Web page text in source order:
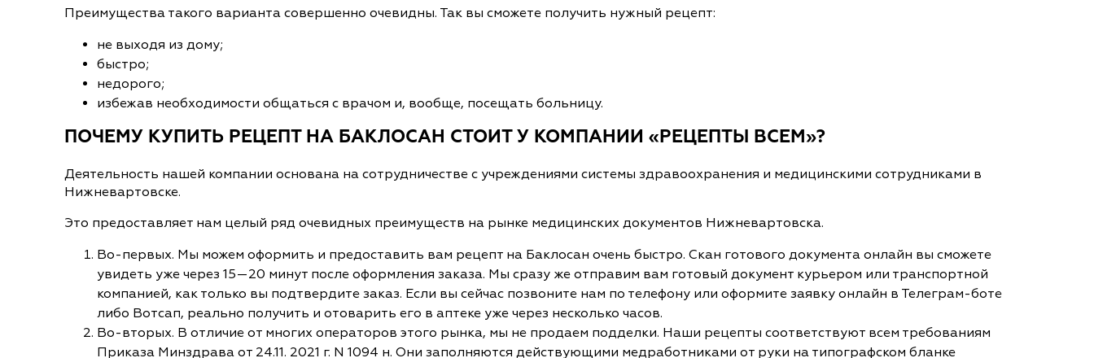
Преимущества такого варианта совершенно очевидны. Так вы сможете получить нужный рецепт:
не выходя из дому;
быстро;
недорого;
избежав необходимости общаться с врачом и, вообще, посещать больницу.
ПОЧЕМУ КУПИТЬ РЕЦЕПТ НА БАКЛОСАН СТОИТ У КОМПАНИИ «РЕЦЕПТЫ ВСЕМ»?
Деятельность нашей компании основана на сотрудничестве с учреждениями системы здравоохранения и медицинскими сотрудниками в
Нижневартовске.
Это предоставляет нам целый ряд очевидных преимуществ на рынке медицинских документов Нижневартовска.
Во-первых. Мы можем оформить и предоставить вам рецепт на Баклосан очень быстро. Скан готового документа онлайн вы сможете
увидеть уже через 15—20 минут после оформления заказа. Мы сразу же отправим вам готовый документ курьером или транспортной
компанией, как только вы подтвердите заказ. Если вы сейчас позвоните нам по телефону или оформите заявку онлайн в Телеграм-боте
либо Вотсап, реально получить и отоварить его в аптеке уже через несколько часов.
Во-вторых. В отличие от многих операторов этого рынка, мы не продаем подделки. Наши рецепты соответствуют всем требованиям
Приказа Минздрава от 24.11. 2021 г. N 1094 н. Они заполняются действующими медработниками от руки на типографском бланке